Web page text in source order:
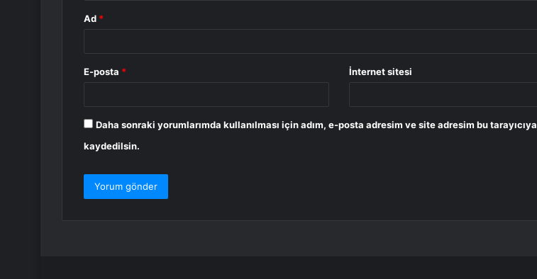
Ad *
E-posta * İnternet sitesi
Daha sonraki yorumlarımda kullanılması için adım, e-posta adresim ve site adresim bu tarayıcıya
kaydedilsin.